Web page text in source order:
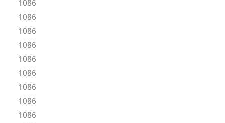
1086
1086
1086
1086
1086
1086
1086
1086
1086